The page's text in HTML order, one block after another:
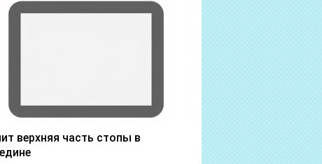
верхняя часть стопы в